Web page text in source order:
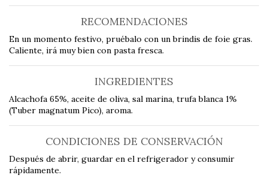
RECOMENDACIONES
En un momento festivo, pruébalo con un brindis de foie gras.
Caliente, irá muy bien con pasta fresca.
INGREDIENTES
Alcachofa 65%, aceite de oliva, sal marina, trufa blanca 1%
(Tuber magnatum Pico), aroma.
CONDICIONES DE CONSERVACIÓN
Después de abrir, guardar en el refrigerador y consumir
rápidamente.